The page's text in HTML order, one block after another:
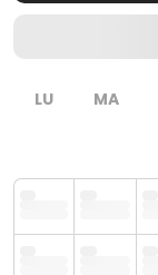
LU MA